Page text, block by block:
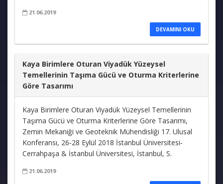
21.06.2019
DEVAMINI OKU
Kaya Birimlere Oturan Viyadük Yüzeysel
Temellerinin Taşıma Gücü ve Oturma Kriterlerine
Göre Tasarımı
Kaya Birimlere Oturan Viyadük Yüzeysel Temellerinin
Taşıma Gücü ve Oturma Kriterlerine Göre Tasarımı,
Zemin Mekaniği ve Geoteknik Mühendisliği 17. Ulusal
Konferansı, 26‐28 Eylül 2018 İstanbul Üniversitesi‐
Cerrahpaşa & İstanbul Üniversitesi, İstanbul, S.
21.06.2019